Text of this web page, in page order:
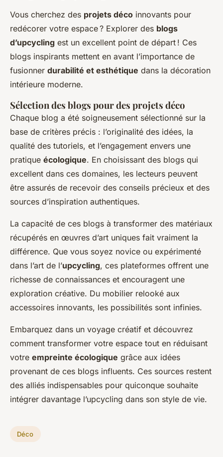
Vous cherchez des projets déco innovants pour
redécorer votre espace ? Explorer des blogs
d’upcycling est un excellent point de départ ! Ces
blogs inspirants mettent en avant l’importance de
fusionner durabilité et esthétique dans la décoration
intérieure moderne.
Sélection des blogs pour des projets déco
Chaque blog a été soigneusement sélectionné sur la
base de critères précis : l’originalité des idées, la
qualité des tutoriels, et l’engagement envers une
pratique écologique. En choisissant des blogs qui
excellent dans ces domaines, les lecteurs peuvent
être assurés de recevoir des conseils précieux et des
sources d’inspiration authentiques.
La capacité de ces blogs à transformer des matériaux
récupérés en œuvres d’art uniques fait vraiment la
différence. Que vous soyez novice ou expérimenté
dans l’art de l’upcycling, ces plateformes offrent une
richesse de connaissances et encouragent une
exploration créative. Du mobilier relooké aux
accessoires innovants, les possibilités sont infinies.
Embarquez dans un voyage créatif et découvrez
comment transformer votre espace tout en réduisant
votre empreinte écologique grâce aux idées
provenant de ces blogs influents. Ces sources restent
des alliés indispensables pour quiconque souhaite
intégrer davantage l’upcycling dans son style de vie.
Déco